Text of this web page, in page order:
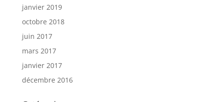
janvier 2019
octobre 2018
juin 2017
mars 2017
janvier 2017
décembre 2016